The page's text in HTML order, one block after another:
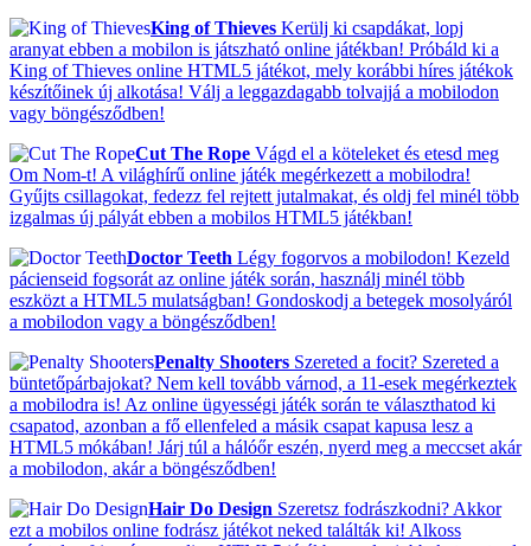
King of Thieves Kerülj ki csapdákat, lopj
aranyat ebben a mobilon is játszható online játékban! Próbáld ki a
King of Thieves online HTML5 játékot, mely korábbi híres játékok
készítőinek új alkotása! Válj a leggazdagabb tolvajjá a mobilodon
vagy böngésződben!
Cut The Rope Vágd el a köteleket és etesd meg
Om Nom-t! A világhírű online játék megérkezett a mobilodra!
Gyűjts csillagokat, fedezz fel rejtett jutalmakat, és oldj fel minél több
izgalmas új pályát ebben a mobilos HTML5 játékban!
Doctor Teeth Légy fogorvos a mobilodon! Kezeld
pácienseid fogsorát az online játék során, használj minél több
eszközt a HTML5 mulatságban! Gondoskodj a betegek mosolyáról
a mobilodon vagy a böngésződben!
Penalty Shooters Szereted a focit? Szereted a
büntetőpárbajokat? Nem kell tovább várnod, a 11-esek megérkeztek
a mobilodra is! Az online ügyességi játék során te választhatod ki
csapatod, azonban a fő ellenfeled a másik csapat kapusa lesz a
HTML5 mókában! Járj túl a hálóőr eszén, nyerd meg a meccset akár
a mobilodon, akár a böngésződben!
Hair Do Design Szeretsz fodrászkodni? Akkor
ezt a mobilos online fodrász játékot neked találták ki! Alkoss